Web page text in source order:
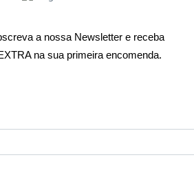
na pele e vasos sanguíneos.
para a saúde da pele e do cabelo.